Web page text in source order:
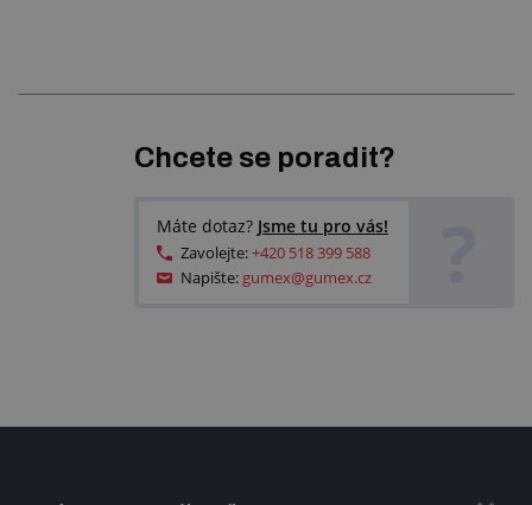
Chcete se poradit?
Máte dotaz? Jsme tu pro vás!
Zavolejte:+420 518 399 588
Napište: gumex@gumex.cz